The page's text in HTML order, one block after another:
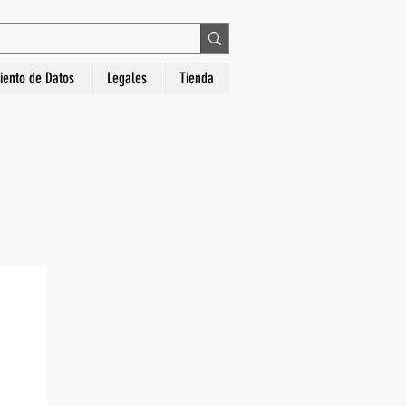
La Hora Relojería. Compra segura, diseños
de Datos Legales Tienda